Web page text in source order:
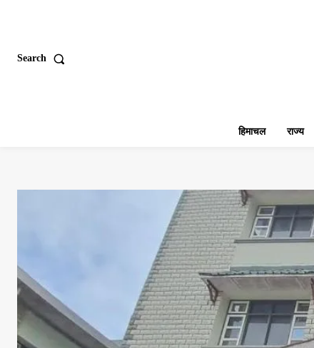
Search
हिमाचल राज्य